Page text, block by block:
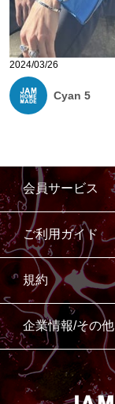
2024/03/26
Cyan 5
会員サービス
ご利用ガイド
規約
企業情報/その他